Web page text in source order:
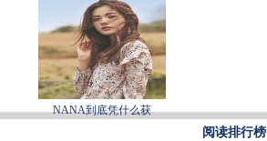
NANA到底凭什么获
阅读排行榜